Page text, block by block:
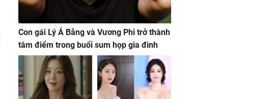
Con gái Lý Á Bằng và Vương Phi trở thành
tâm điểm trong buổi sum họp gia đình